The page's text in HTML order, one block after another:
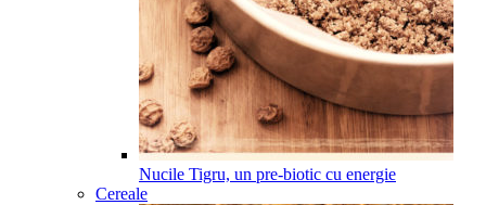
Nucile Tigru, un pre-biotic cu energie
Cereale